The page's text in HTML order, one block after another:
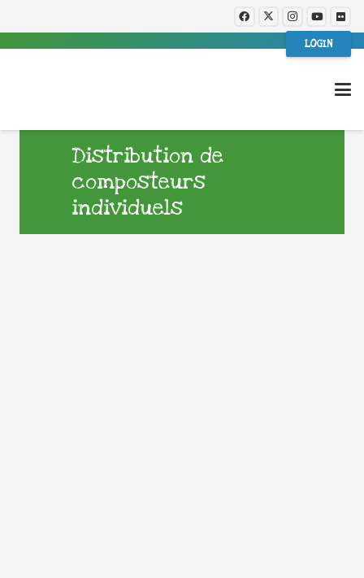
LOGIN
Distribution de
composteurs
individuels